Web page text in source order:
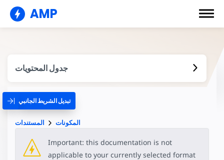
AMP
جدول المحتويات
تبديل الشريط الجانبي
المستندات المكونات
Important: this documentation is not
applicable to your currently selected format